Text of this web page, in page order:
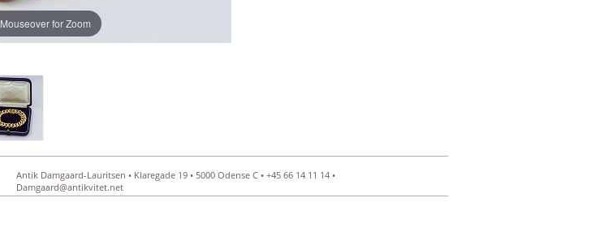
Mouseover for Zoom
Antik Damgaard-Lauritsen • Klaregade 19 • 5000 Odense C • +45 66 14 11 14 •
Damgaard@antikvitet.net